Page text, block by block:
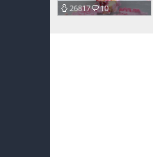
26817 10